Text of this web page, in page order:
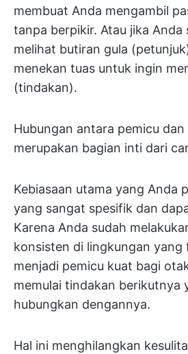
membuat Anda mengambil
tanpa berpikir. Atau jika Anda
melihat butiran gula
menekan tuas untuk ingin
(tindakan).
Hubungan antara pemicu
merupakan bagian inti dari
Kebiasaan utama yang Anda
yang sangat spesifik dan
Karena Anda sudah
konsisten di lingkungan yang
menjadi pemicu kuat bagi
memulai tindakan berikutnya
hubungkan dengannya.
Hal ini menghilangkan